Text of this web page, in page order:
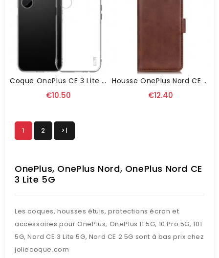
Coque OnePlus CE 3 Lite 5G Transparente MOFI
€10.50
Housse OnePlus Nord CE 3 Lite 5G Double Fermoir
€12.40
1 2 >|
OnePlus, OnePlus Nord, OnePlus Nord CE
3 Lite 5G
Les coques, housses étuis, protections écran et
accessoires pour OnePlus, OnePlus 11 5G, 10 Pro 5G, 10T
5G, Nord CE 3 Lite 5G, Nord CE 2 5G sont à bas prix chez
joliecoque.com